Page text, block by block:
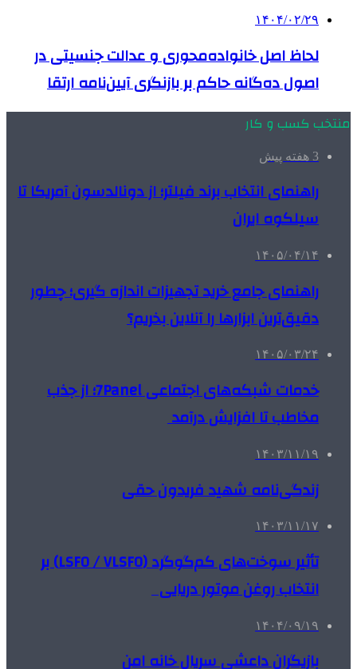
۱۴۰۴/۰۲/۲۹
لحاظ اصل خانواده‌محوری و عدالت جنسیتی در
اصول ده‌گانه حاکم بر بازنگری آیین‌نامه ارتقا
منتخب کسب و کار
3 هفته پیش
راهنمای انتخاب برند فیلتر؛ از دونالدسون آمریکا تا
سیلکوه ایران
۱۴۰۵/۰۴/۱۴
راهنمای جامع خرید تجهیزات اندازه گیری؛ چطور
دقیق‌ترین ابزارها را آنلاین بخریم؟
۱۴۰۵/۰۳/۲۴
خدمات شبکه‌های اجتماعی 7Panel؛ از جذب
مخاطب تا افزایش درآمد
۱۴۰۳/۱۱/۱۹
زندگی‌نامه شهید فریدون حقی
۱۴۰۳/۱۱/۱۷
تأثیر سوخت‌های کم‌گوگرد (LSFO / VLSFO) بر
انتخاب روغن موتور دریایی
۱۴۰۴/۰۹/۱۹
بازیگران داعشی سریال خانه امن